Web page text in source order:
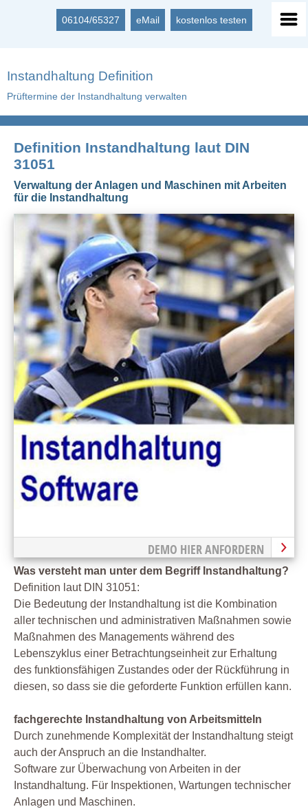
06104/65327 eMail kostenlos testen
Instandhaltung Definition
Prüftermine der Instandhaltung verwalten
Definition Instandhaltung laut DIN
31051
Verwaltung der Anlagen und Maschinen mit Arbeiten
für die Instandhaltung
DEMO HIER ANFORDERN
Was versteht man unter dem Begriff Instandhaltung?
Definition laut DIN 31051:
Die Bedeutung der Instandhaltung ist die Kombination
aller technischen und administrativen Maßnahmen sowie
Maßnahmen des Managements während des
Lebenszyklus einer Betrachtungseinheit zur Erhaltung
des funktionsfähigen Zustandes oder der Rückführung in
diesen, so dass sie die geforderte Funktion erfüllen kann.
fachgerechte Instandhaltung von Arbeitsmitteln
Durch zunehmende Komplexität der Instandhaltung steigt
auch der Anspruch an die Instandhalter.
Software zur Überwachung von Arbeiten in der
Instandhaltung. Für Inspektionen, Wartungen technischer
Anlagen und Maschinen.